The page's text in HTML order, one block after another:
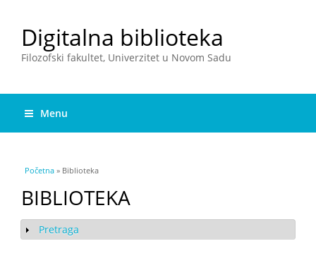
Digitalna biblioteka
Filozofski fakultet, Univerzitet u Novom Sadu
Menu
You are here
Početna » Biblioteka
BIBLIOTEKA
Show
Pretraga